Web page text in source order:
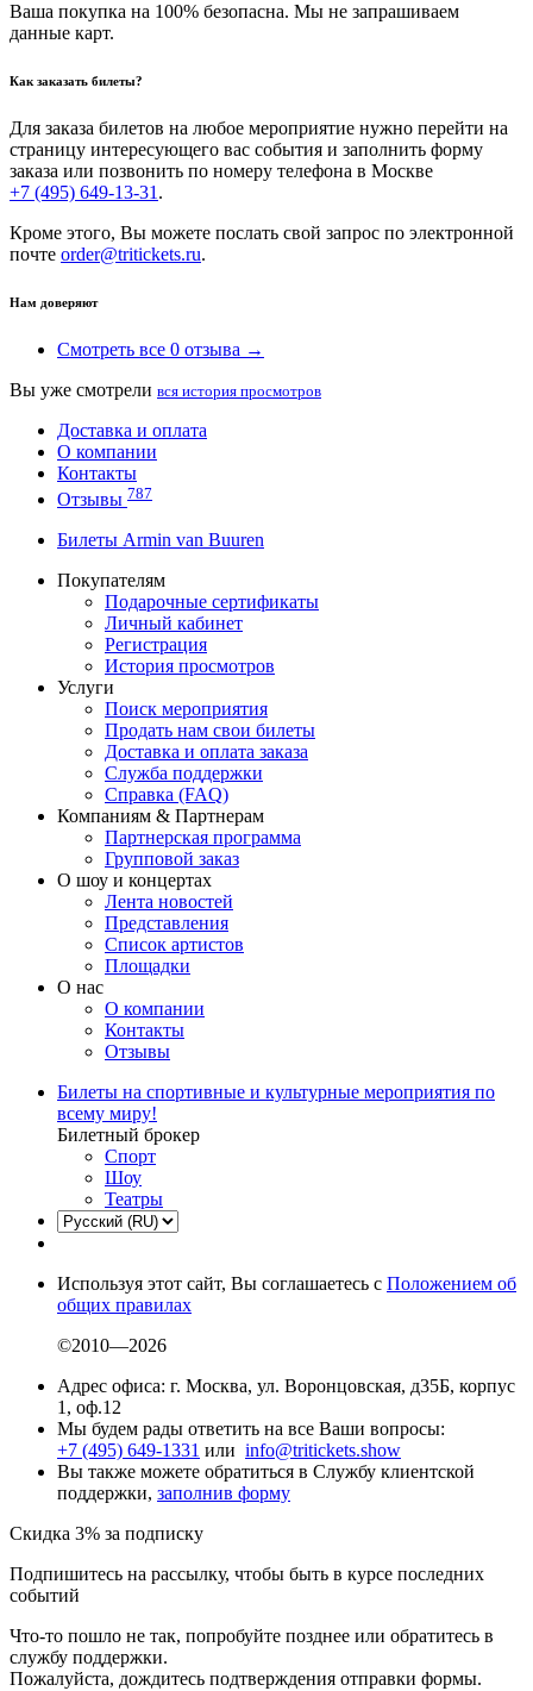
Ваша покупка на 100% безопасна. Мы не запрашиваем
данные карт.
Как заказать билеты?
Для заказа билетов на любое мероприятие нужно перейти на
страницу интересующего вас события и заполнить форму
заказа или позвонить по номеру телефона в Москве
+7 (495) 649-13-31 .
Кроме этого, Вы можете послать свой запрос по электронной
почте order@tritickets.ru.
Нам доверяют
Смотреть все 0 отзыва →
Вы уже смотрели вся история просмотров
Доставка и оплата
О компании
Контакты
Отзывы 787
Билеты Armin van Buuren
Покупателям
Подарочные сертификаты
Личный кабинет
Регистрация
История просмотров
Услуги
Поиск мероприятия
Продать нам свои билеты
Доставка и оплата заказа
Служба поддержки
Справка (FAQ)
Компаниям & Партнерам
Партнерская программа
Групповой заказ
О шоу и концертах
Лента новостей
Представления
Список артистов
Площадки
О нас
О компании
Контакты
Отзывы
Билеты на спортивные и культурные мероприятия по
всему миру!
Билетный брокер
Спорт
Шоу
Театры
Используя этот сайт, Вы соглашаетесь с Положением об
общих правилах
©2010—2026
Адрес офиса: г. Москва, ул. Воронцовская, д35Б, корпус
1, оф.12
Мы будем рады ответить на все Ваши вопросы:
+7 (495) 649-1331 или info@tritickets.show
Вы также можете обратиться в Службу клиентской
поддержки, заполнив форму
Скидка 3% за подписку
Подпишитесь на рассылку, чтобы быть в курсе последних
событий
Что-то пошло не так, попробуйте позднее или обратитесь в
службу поддержки.
Пожалуйста, дождитесь подтверждения отправки формы.